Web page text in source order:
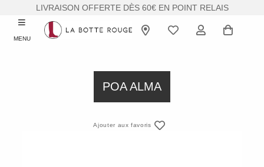
LIVRAISON OFFERTE DÈS 60€ EN POINT RELAIS
MENU
POA ALMA
Ajouter aux favoris